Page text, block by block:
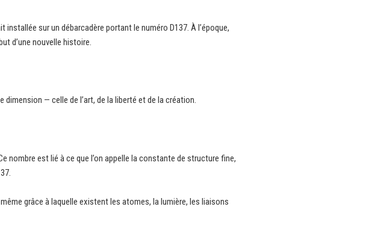
sur un débarcadère portant le numéro D137. À l’époque,
d’une nouvelle histoire.
— celle de l’art, de la liberté et de la création.
nombre est lié à ce que l’on appelle la constante de structure fine,
grâce à laquelle existent les atomes, la lumière, les liaisons